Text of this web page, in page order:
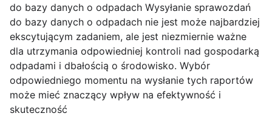
do bazy danych o odpadach Wysyłanie sprawozdań
do bazy danych o odpadach nie jest może najbardziej
ekscytującym zadaniem, ale jest niezmiernie ważne
dla utrzymania odpowiedniej kontroli nad gospodarką
odpadami i dbałością o środowisko. Wybór
odpowiedniego momentu na wysłanie tych raportów
może mieć znaczący wpływ na efektywność i
skuteczność